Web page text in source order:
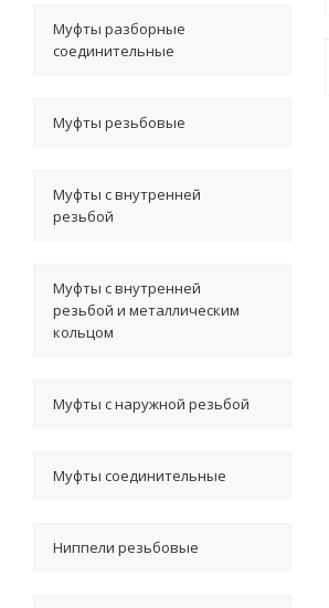
Муфты разборные
соединительные
Муфты резьбовые
Муфты с внутренней
резьбой
Муфты с внутренней
резьбой и металлическим
кольцом
Муфты с наружной резьбой
Муфты соединительные
Ниппели резьбовые